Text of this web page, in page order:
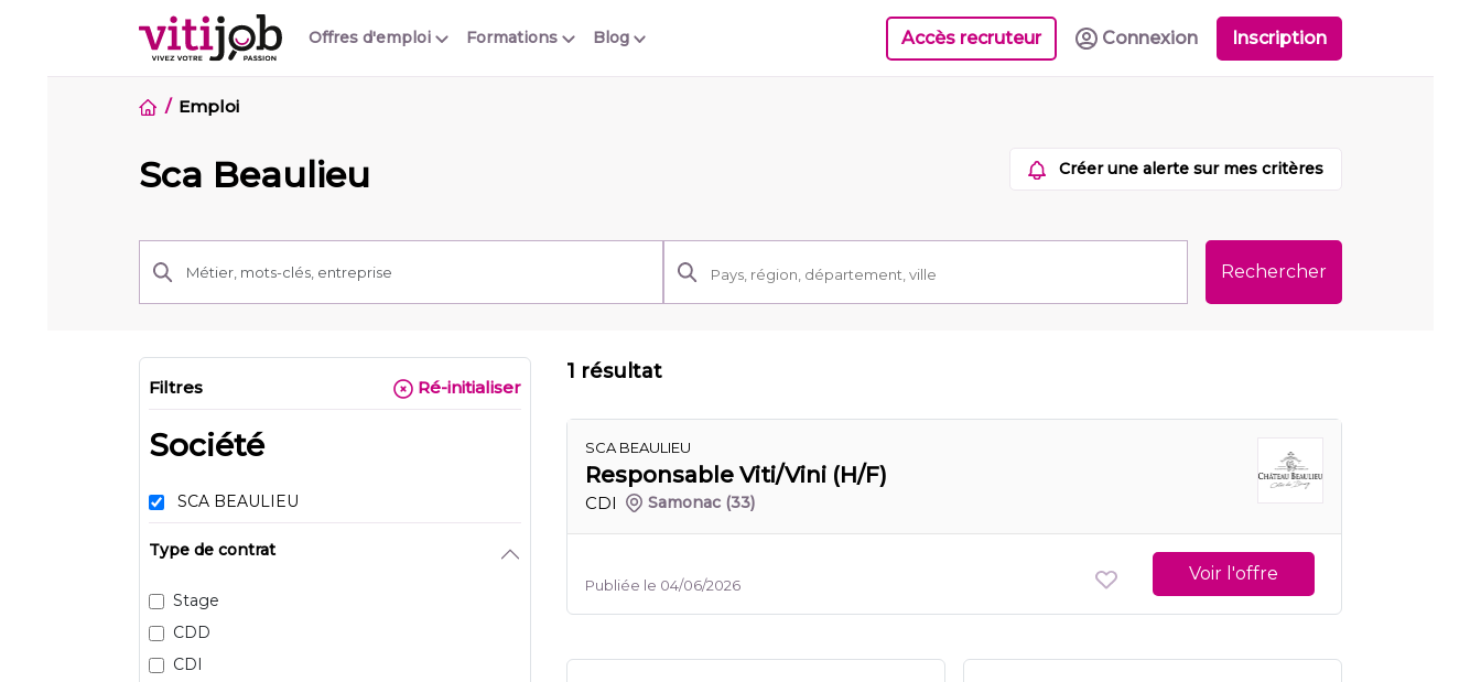
Offres d'emploi Blog
Formations Accès recruteur Connexion Inscription
Emploi
Sca Beaulieu Créer une alerte sur mes critères
Rechercher
Filtres Ré-initialiser
Société
SCA BEAULIEU
Type de contrat
Stage
CDD
CDI
1 résultat
SCA BEAULIEU
Responsable Viti/Vini (H/F)
CDI Samonac (33)
Publiée le 04/06/2026
Voir l'offre